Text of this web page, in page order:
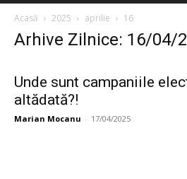
Acasă 2025 aprilie 16
Arhive Zilnice: 16/04/
Unde sunt campaniile
altădată?!
Marian Mocanu - 17/04/2025